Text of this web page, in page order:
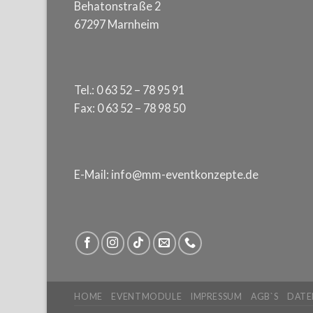
Behatonstraße 2
67297 Marnheim
Tel.: 0 63 52 – 78 95 91
Fax: 0 63 52 – 78 98 50
E-Mail: info@mm-eventkonzepte.de
HOME EVENTMODULE IMPRESSUM AGB`S